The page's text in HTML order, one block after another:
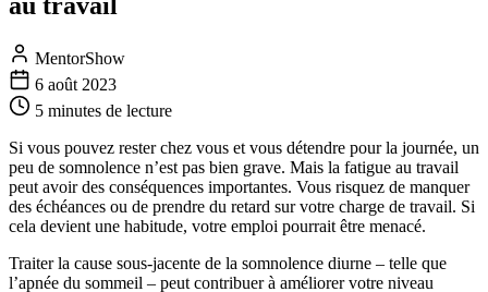
MentorShow
6 août 2023
5 minutes de lecture
Si vous pouvez rester chez vous et vous détendre pour la journée, un
peu de somnolence n’est pas bien grave. Mais la fatigue au travail
peut avoir des conséquences importantes. Vous risquez de manquer
des échéances ou de prendre du retard sur votre charge de travail. Si
cela devient une habitude, votre emploi pourrait être menacé.
Traiter la cause sous-jacente de la somnolence diurne – telle que
l’apnée du sommeil – peut contribuer à améliorer votre niveau